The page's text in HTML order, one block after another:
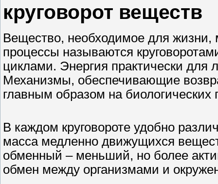
круговорот веществ
Вещество, необходимое для жизни,
процессы называются
циклами. Энергия практически для
Механизмы, обеспечивающие
главным образом на биологических
В каждом круговороте удобно
масса медленно движущихся
обменный – меньший, но более
обмен между организмами и